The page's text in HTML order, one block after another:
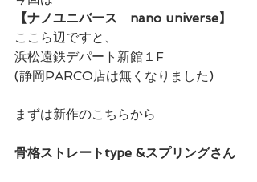
【ナノユニバース　nano universe】
ここら辺ですと、
浜松遠鉄デパート新館１F
(静岡PARCO店は無くなりました)
まずは新作のこちらから
骨格ストレートtype &スプリングさん